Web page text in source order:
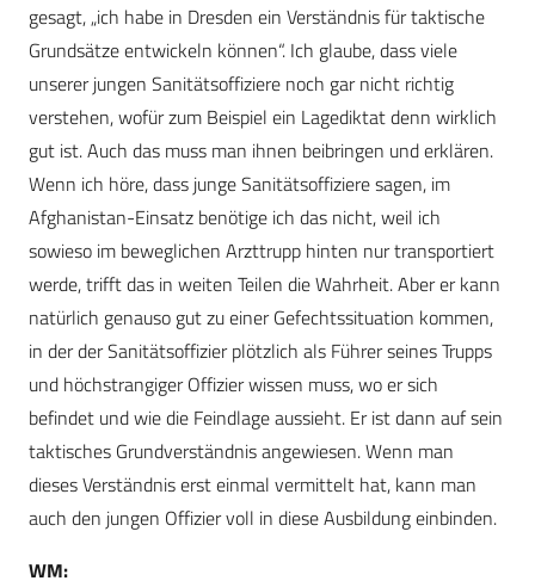
gesagt, „ich habe in Dresden ein Verständnis für taktische
Grundsätze entwickeln können“. Ich glaube, dass viele
unserer jungen Sanitätsoffiziere noch gar nicht richtig
verstehen, wofür zum Beispiel ein Lagediktat denn wirklich
gut ist. Auch das muss man ihnen beibringen und erklären.
Wenn ich höre, dass junge Sanitätsoffiziere sagen, im
Afghanistan-Einsatz benötige ich das nicht, weil ich
sowieso im beweglichen Arzttrupp hinten nur transportiert
werde, trifft das in weiten Teilen die Wahrheit. Aber er kann
natürlich genauso gut zu einer Gefechtssituation kommen,
in der der Sanitätsoffizier plötzlich als Führer seines Trupps
und höchstrangiger Offizier wissen muss, wo er sich
befindet und wie die Feindlage aussieht. Er ist dann auf sein
taktisches Grundverständnis angewiesen. Wenn man
dieses Verständnis erst einmal vermittelt hat, kann man
auch den jungen Offizier voll in diese Ausbildung einbinden.
WM: